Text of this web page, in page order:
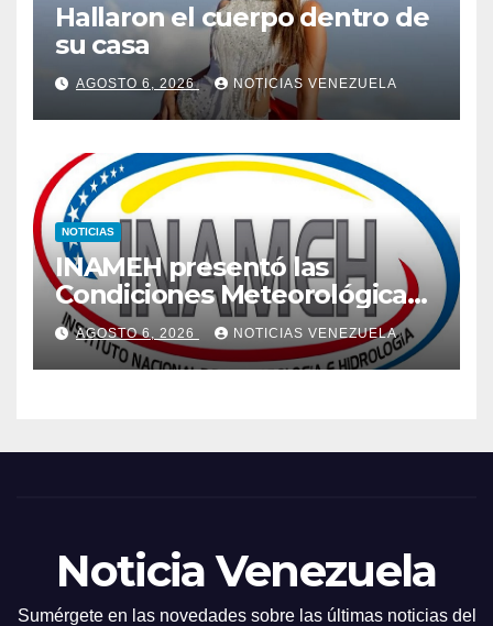
Hallaron el cuerpo dentro de
su casa
AGOSTO 6, 2026 NOTICIAS VENEZUELA
NOTICIAS
INAMEH presentó las
Condiciones Meteorológicas
para las próximas 24 horas,
de este jueves 6 de agosto
2026
AGOSTO 6, 2026 NOTICIAS VENEZUELA
Noticia Venezuela
Sumérgete en las novedades sobre las últimas noticias del